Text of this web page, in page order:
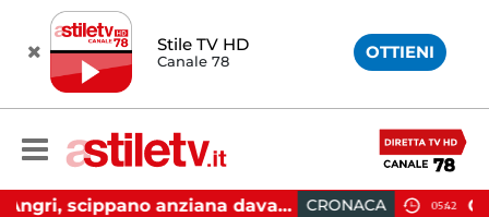
Stile TV HD
Canale 78 OTTIENI
Angri, scippano anziana davanti ad un negozio: tre arresti CRONACA 05:42